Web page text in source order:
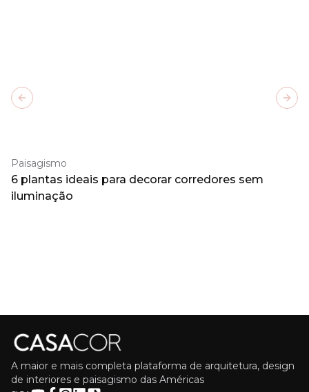
Paisagismo
6 plantas ideais para decorar corredores sem
iluminação
Previous slide
A maior e mais completa plataforma de arquitetura, design
de interiores e paisagismo das Américas